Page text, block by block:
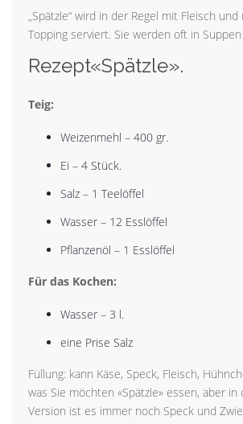
„Spätzle“ wird in der Regel mit Fleisch
Topping serviert. Sie werden oft in
Rezept«Spätzle».
Teig:
Weizenmehl – 400 gr.
Ei – 4 Stück.
Salz – 1 Teelöffel
Wasser – 12 Esslöffel
Pflanzenöl – 1 Esslöffel
Für das Kochen:
Wasser – 3 l.
eine Prise Salz
Füllung: kann Käse, Speck, Fleisch,
was Sie möchten «Spätzle» essen, aber in
Version ist es immer noch Speck und